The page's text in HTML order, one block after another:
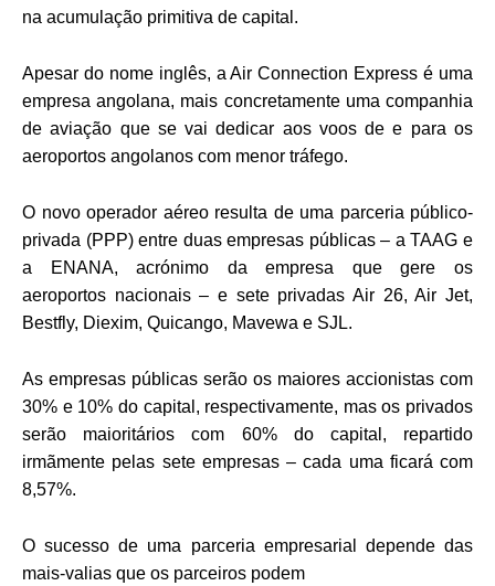
na acumulação primitiva de capital.
Apesar do nome inglês, a Air Connection Express é uma
empresa angolana, mais concretamente uma companhia
de aviação que se vai dedicar aos voos de e para os
aeroportos angolanos com menor tráfego.
O novo operador aéreo resulta de uma parceria público-
privada (PPP) entre duas empresas públicas – a TAAG e
a ENANA, acrónimo da empresa que gere os
aeroportos nacionais – e sete privadas Air 26, Air Jet,
Bestfly, Diexim, Quicango, Mavewa e SJL.
As empresas públicas serão os maiores accionistas com
30% e 10% do capital, respectivamente, mas os privados
serão maioritários com 60% do capital, repartido
irmãmente pelas sete empresas – cada uma ficará com
8,57%.
O sucesso de uma parceria empresarial depende das
mais-valias que os parceiros podem